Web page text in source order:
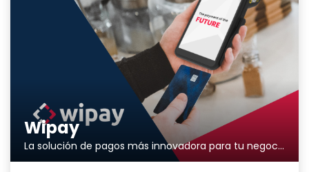
Wipay
La solución de pagos más innovadora para tu negocio